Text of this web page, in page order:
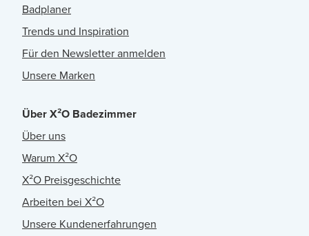
Badplaner
Trends und Inspiration
Für den Newsletter anmelden
Unsere Marken
Über X²O Badezimmer
Über uns
Warum X²O
X²O Preisgeschichte
Arbeiten bei X²O
Unsere Kundenerfahrungen